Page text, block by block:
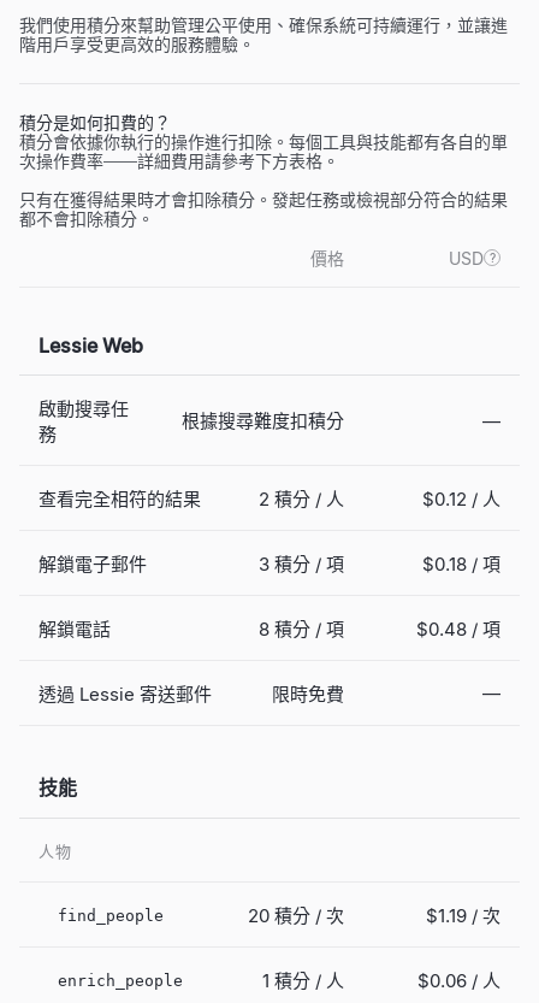
我們使用積分來幫助管理公平使用、確保系統可持續運行，並讓進
階用戶享受更高效的服務體驗。
積分是如何扣費的？
積分會依據你執行的操作進行扣除。每個工具與技能都有各自的單
次操作費率——詳細費用請參考下方表格。
只有在獲得結果時才會扣除積分。發起任務或檢視部分符合的結果
都不會扣除積分。
價格
USD ?
Lessie Web
啟動搜尋任
務
根據搜尋難度扣積分 —
查看完全相符的結果 2 積分 / 人 $0.12 / 人
解鎖電子郵件 3 積分 / 項 $0.18 / 項
解鎖電話 8 積分 / 項 $0.48 / 項
透過 Lessie 寄送郵件 限時免費 —
技能
人物
find_people 20 積分 / 次 $1.19 / 次
enrich_people 1 積分 / 人 $0.06 / 人